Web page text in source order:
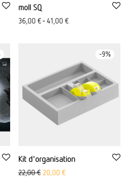
moll SQ
36,00 €-41,00 €
-9%
Kit d'organisation
22,00€ Le prix initial était de : 22,00
20,00 €Le prix actuel est de